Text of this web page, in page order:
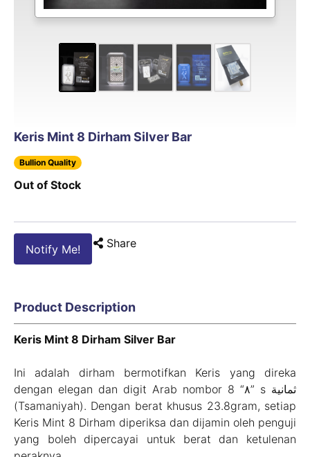
Keris Mint 8 Dirham Silver Bar
Bullion Quality
Out of Stock
Notify Me! Share
Product Description
Keris Mint 8 Dirham Silver Bar
Ini adalah dirham bermotifkan Keris yang direka
dengan elegan dan digit Arab nombor 8 “٨” s ثمانية
(Tsamaniyah). Dengan berat khusus 23.8gram, setiap
Keris Mint 8 Dirham diperiksa dan dijamin oleh penguji
yang boleh dipercayai untuk berat dan ketulenan